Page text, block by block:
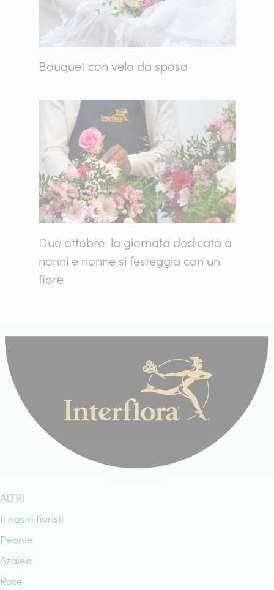
Bouquet con velo da sposa
Due ottobre: la giornata dedicata a
nonni e nonne si festeggia con un
fiore
ALTRI
Il nostri fioristi
Peonie
Azalea
Rose